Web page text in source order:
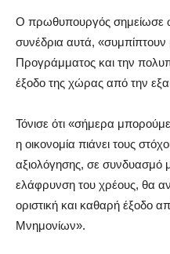
Ο πρωθυπουργός σημείωσε
συνέδρια αυτά,
Προγράμματος και την
έξοδο της χώρας από την
Τόνισε ότι «σήμερα μπορούμε
η οικονομία πιάνει τους
αξιολόγησης, σε συνδυασμό
ελάφρυνση του χρέους, θα
οριστική και καθαρή έξοδο
Μνημονίων».